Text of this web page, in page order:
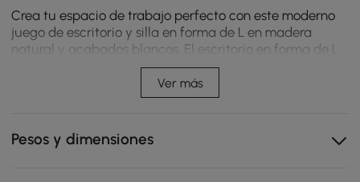
Crea tu espacio de trabajo perfecto con este moderno
juego de escritorio y silla en forma de L en madera
natural y acabados blancos. El escritorio en forma de L
de madera artificial cuenta con 2 cajones y 1 armario
para un almacenamiento inteligente, mientras que la
silla tapizada de color blanquecino ofrece un giro de
espacioso diseño de 59.8 pulgadas, este conjunto
maximiza el espacio en las esquinas para trabajar de
Ver más
Pesos y dimensiones